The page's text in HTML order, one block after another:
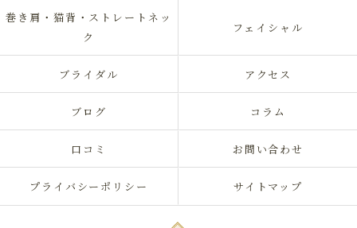
巻き肩・猫背・ストレートネッ
ク
フェイシャル
ブライダル アクセス
ブログ コラム
口コミ お問い合わせ
プライバシーポリシー サイトマップ